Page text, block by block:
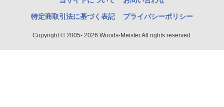
特定商取引法に基づく表記 プライバシーポリシー
Copyright © 2005- 2026 Woods-Meister All rights reserved.